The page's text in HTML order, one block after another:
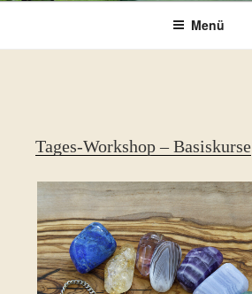
Menü
Tages-Workshop – Basiskurse